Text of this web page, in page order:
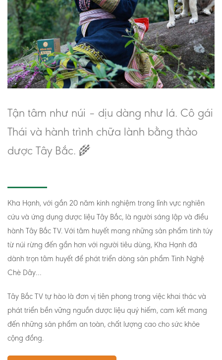
Tận tâm như núi – dịu dàng như lá. Cô gái
Thái và hành trình chữa lành bằng thảo
dược Tây Bắc. 🌾
Kha Hạnh, với gần 20 năm kinh nghiệm trong lĩnh vực nghiên
cứu và ứng dụng dược liệu Tây Bắc, là người sáng lập và điều
hành Tây Bắc TV. Với tâm huyết mang những sản phẩm tinh túy
từ núi rừng đến gần hơn với người tiêu dùng, Kha Hạnh đã
dành trọn tâm huyết để phát triển dòng sản phẩm Tinh Nghệ
Chè Dây…
Tây Bắc TV tự hào là đơn vị tiên phong trong việc khai thác và
phát triển bền vững nguồn dược liệu quý hiếm, cam kết mang
đến những sản phẩm an toàn, chất lượng cao cho sức khỏe
cộng đồng.